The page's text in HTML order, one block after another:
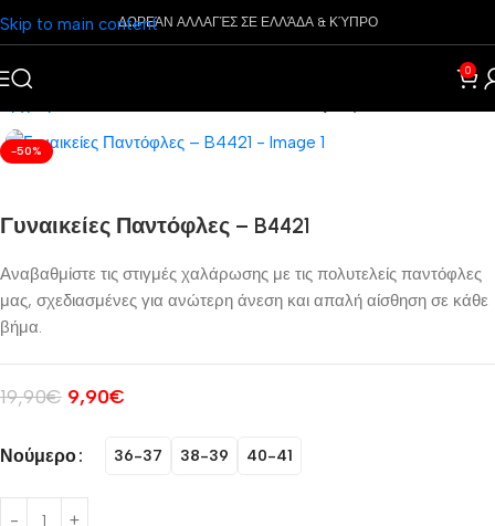
Skip to main contentΔΩΡΕΆΝ ΑΛΛΑΓΈΣ ΣΕ ΕΛΛΆΔΑ & ΚΎΠΡΟ
0
-50%
Γυναικείες Παντόφλες – B4421
Αναβαθμίστε τις στιγμές χαλάρωσης με τις πολυτελείς παντόφλες
μας, σχεδιασμένες για ανώτερη άνεση και απαλή αίσθηση σε κάθε
βήμα.
19,90€ 9,90€
Νούμερο 36-37 38-39 40-41